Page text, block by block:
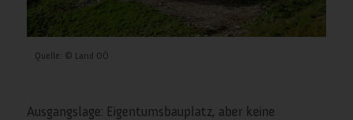
Quelle: © Land OÖ
Ausgangslage: Eigentumsbauplatz, aber keine